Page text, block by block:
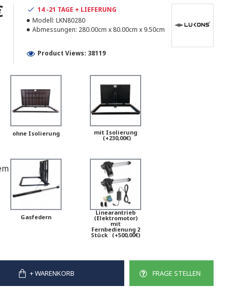
14 -21 TAGE + LIEFERUNG
Modell: LKN80280
Abmessungen: 280.00cm x 80.00cm x 9.50cm
Product Views: 38119
ohne Isolierung mit Isolierung
(+230,00€)
Gasfedern
Linearantrieb
(Elektromotor)
mit
Fernbedienung 2
Stück (+500,00€)
+ WARENKORB FRAGE STELLEN